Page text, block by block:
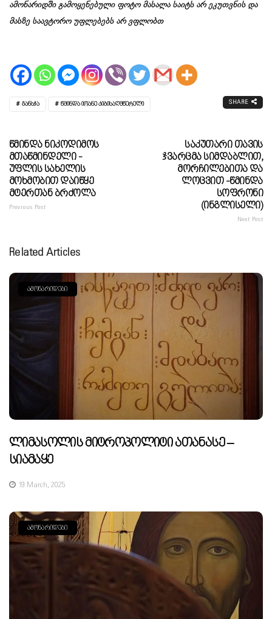
ამონარიდში გამოყენებული ფოტო მასალა საიტს არ ეკუთვნის და
მასზე საავტორო უფლებებს არ ვფლობთ
ᲒᲐᲜᲡᲯᲐ ᲬᲛᲘᲜᲓᲐ ᲘᲝᲐᲜᲔ ᲙᲘᲑᲘᲡᲐᲦᲛᲬᲔᲠᲔᲚᲘ SHARE
Წმინდა Ნიკოდიმოს
Მთაწმინდელი -
Უფლის Სახელის
Მოხმობით Დაიწყე
Მტერთან Ბრძოლა
Previous Post
Საკუთარი Თავის
Ჯვარცმა Სიმდაბლით,
Მორჩილებითა Და
Ლოცვით -წმინდა
Სოფრონი
(ინგლისელი)
Next Post
Related Articles
ᲐᲛᲝᲜᲐᲠᲘᲓᲔᲑᲘ
Ლიმასოლის Მიტროპოლიტი Ათანასე –
Სიამაყე
19 March, 2025
ᲐᲛᲝᲜᲐᲠᲘᲓᲔᲑᲘ